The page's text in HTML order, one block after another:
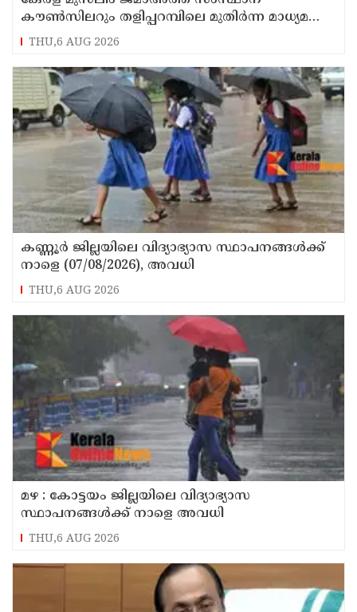
കൗൺസിലറും തളിപ്പറമ്പിലെ മുതിർന്ന മാധ്യമ
പ്രവർത്തകനുമായ ബി എ അലി മൊഗ്രാൽ
നിര്യാതനായി
THU,6 AUG 2026
കണ്ണൂർ ജില്ലയിലെ വിദ്യാഭ്യാസ സ്ഥാപനങ്ങള്‍ക്ക്
നാളെ (07/08/2026), അവധി
THU,6 AUG 2026
മഴ : കോട്ടയം ജില്ലയിലെ വിദ്യാഭ്യാസ
സ്ഥാപനങ്ങൾക്ക് നാളെ അവധി
THU,6 AUG 2026